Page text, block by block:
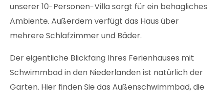
unserer 10-Personen-Villa sorgt für ein behagliches
Ambiente. Außerdem verfügt das Haus über
mehrere Schlafzimmer und Bäder.
Der eigentliche Blickfang Ihres Ferienhauses mit
Schwimmbad in den Niederlanden ist natürlich der
Garten. Hier finden Sie das Außenschwimmbad, die